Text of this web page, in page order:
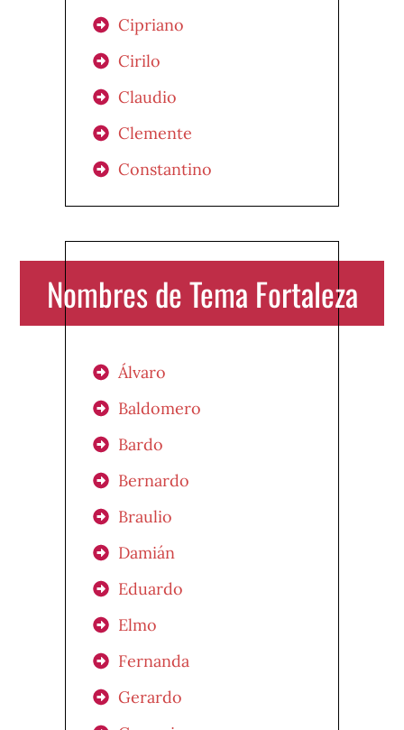
Cipriano
Cirilo
Claudio
Clemente
Constantino
Nombres de Tema Fortaleza
Álvaro
Baldomero
Bardo
Bernardo
Braulio
Damián
Eduardo
Elmo
Fernanda
Gerardo